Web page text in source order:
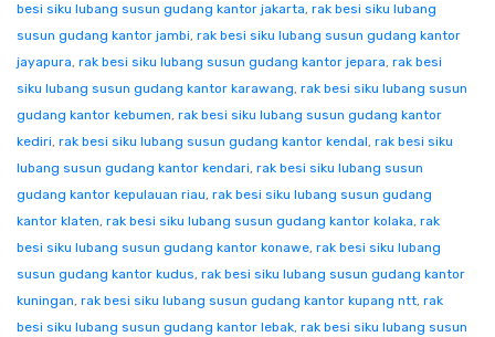
besi siku lubang susun gudang kantor jakarta, rak besi siku lubang
susun gudang kantor jambi, rak besi siku lubang susun gudang kantor
jayapura, rak besi siku lubang susun gudang kantor jepara, rak besi
siku lubang susun gudang kantor karawang, rak besi siku lubang susun
gudang kantor kebumen, rak besi siku lubang susun gudang kantor
kediri, rak besi siku lubang susun gudang kantor kendal, rak besi siku
lubang susun gudang kantor kendari, rak besi siku lubang susun
gudang kantor kepulauan riau, rak besi siku lubang susun gudang
kantor klaten, rak besi siku lubang susun gudang kantor kolaka, rak
besi siku lubang susun gudang kantor konawe, rak besi siku lubang
susun gudang kantor kudus, rak besi siku lubang susun gudang kantor
kuningan, rak besi siku lubang susun gudang kantor kupang ntt, rak
besi siku lubang susun gudang kantor lebak, rak besi siku lubang susun